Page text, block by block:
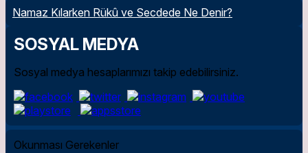
Namaz Kılarken Rükû ve Secdede Ne Denir?
SOSYAL MEDYA
Sosyal medya hesaplarımızı takip edebilirsiniz.
Okunması Gerekenler